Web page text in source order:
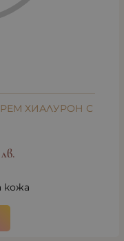
ХИАЛУРОН С
лв.
кожа